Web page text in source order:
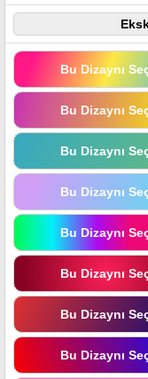
Bu Dizaynı
Bu Dizaynı
Bu Dizaynı
Bu Dizaynı
Bu Dizaynı
Bu Dizaynı
Bu Dizaynı
Bu Dizaynı